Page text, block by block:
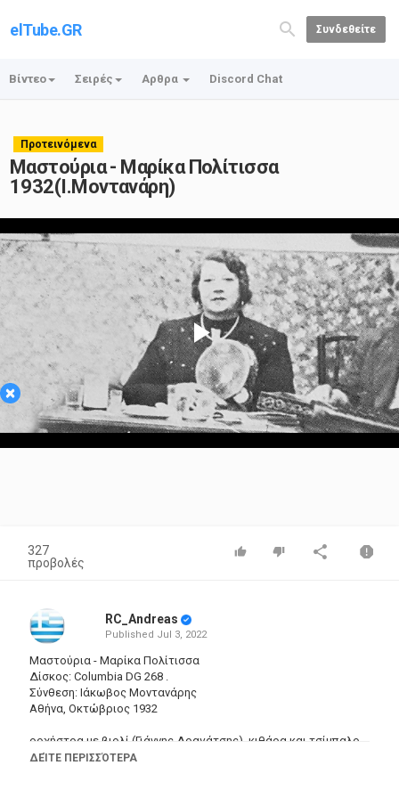
elTube.GR Συνδεθείτε
Βίντεο Σειρές Αρθρα Discord Chat
Προτεινόμενα
Μαστούρια - Μαρίκα Πολίτισσα
1932(Ι.Μοντανάρη)
×
Play
Video
327
προβολές
RC_Andreas
Published Jul 3, 2022
Μαστούρια - Μαρίκα Πολίτισσα
Δίσκος: Columbia DG 268 .
Σύνθεση: Ιάκωβος Μοντανάρης
Αθήνα, Οκτώβριος 1932
ορχήστρα με βιολί (Γιάννης Δραγάτσης), κιθάρα και τσίμπαλο
διεύθυνση ορχήστρας: Σπύρος Περιστέρης
ΔΕΊΤΕ ΠΕΡΙΣΣΌΤΕΡΑ